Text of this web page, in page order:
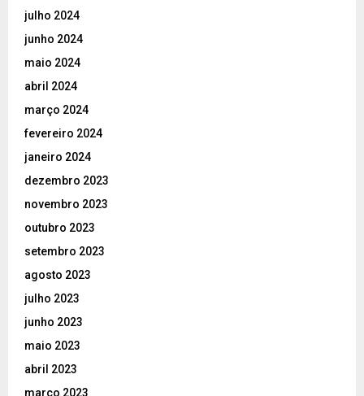
julho 2024
junho 2024
maio 2024
abril 2024
março 2024
fevereiro 2024
janeiro 2024
dezembro 2023
novembro 2023
outubro 2023
setembro 2023
agosto 2023
julho 2023
junho 2023
maio 2023
abril 2023
março 2023